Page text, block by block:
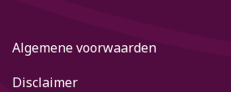
Algemene voorwaarden
Disclaimer